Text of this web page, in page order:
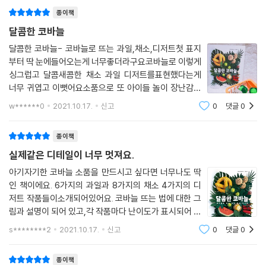
종이책
달콤한 코바늘
달콤한 코바늘- 코바늘로 뜨는 과일,채소,디저트첫 표지
부터 딱 눈에들어오는게 너무좋더라구요코바늘로 이렇게
싱그럽고 달콤새콤한 채소 과일 디저트를표현했다는게
너무 귀엽고 이뻣어요소품으로 또 아이들 놀이 장난감으
로도 딱이겠다싶은짤떡같은 책같아요차례를 넘기면 처음
w******0 2021.10.17. 신고 0 댓글0
종이책
실제같은 디테일이 너무 멋져요.
아기자기한 코바늘 소품을 만드시고 싶다면 너무나도 딱
인 책이에요. 6가지의 과일과 8가지의 채소 4가지의 디
저트 작품들이소개되어있어요. 코바늘 뜨는 법에 대한 그
림과 설명이 되어 있고,각 작품마다 난이도가 표시되어 있
어 차근차근 따라해보실 수 있어요. 만들다가 헷갈리는 부
s********2 2021.10.17. 신고 0 댓글0
종이책